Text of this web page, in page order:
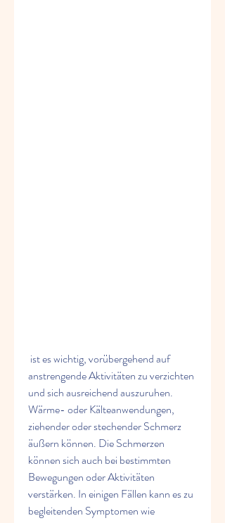
anstrengende Aktivitäten zu verzichten
und sich ausreichend auszuruhen.
Wärme- oder Kälteanwendungen,
ziehender oder stechender Schmerz
äußern können. Die Schmerzen
können sich auch bei bestimmten
Bewegungen oder Aktivitäten
verstärken. In einigen Fällen kann es zu
begleitenden Symptomen wie